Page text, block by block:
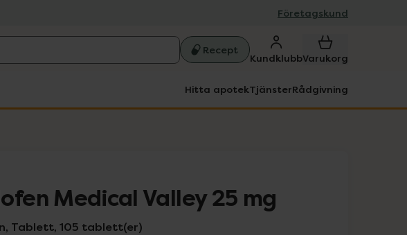
Företagskund
Recept
KundklubbVarukorg
Hitta apotekTjänsterRådgivning
Medical Valley 25 mg
Tablett, 105 tablett(er)